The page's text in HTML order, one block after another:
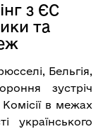
з ЄС
та
Бельгія,
зустріч
в межах
українського